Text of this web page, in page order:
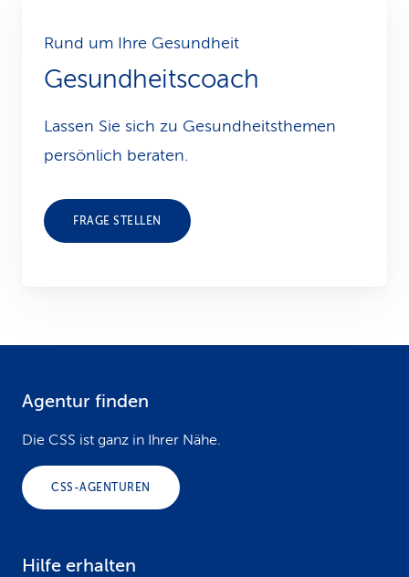
Rund um Ihre Gesundheit
Gesundheitscoach
Lassen Sie sich zu Gesundheits­themen
persönlich beraten.
FRAGE STELLEN
Agentur finden
Die CSS ist ganz in Ihrer Nähe.
CSS-AGENTUREN
Hilfe erhalten